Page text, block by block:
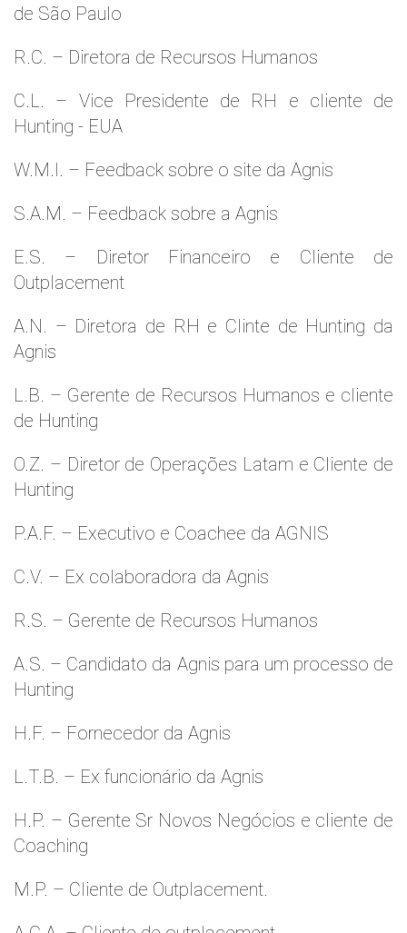
de São Paulo
R.C. – Diretora de Recursos Humanos
C.L. – Vice Presidente de RH e cliente de
Hunting - EUA
W.M.l. – Feedback sobre o site da Agnis
S.A.M. – Feedback sobre a Agnis
E.S. – Diretor Financeiro e Cliente de
Outplacement
A.N. – Diretora de RH e Clinte de Hunting da
Agnis
L.B. – Gerente de Recursos Humanos e cliente
de Hunting
O.Z. – Diretor de Operações Latam e Cliente de
Hunting
P.A.F. – Executivo e Coachee da AGNIS
C.V. – Ex colaboradora da Agnis
R.S. – Gerente de Recursos Humanos
A.S. – Candidato da Agnis para um processo de
Hunting
H.F. – Fornecedor da Agnis
L.T.B. – Ex funcionário da Agnis
H.P. – Gerente Sr Novos Negócios e cliente de
Coaching
M.P. – Cliente de Outplacement.